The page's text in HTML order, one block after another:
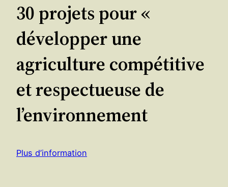
30 projets pour «
développer une
agriculture compétitive
et respectueuse de
l’environnement
Plus d’information